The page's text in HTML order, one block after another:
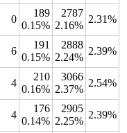
0
189
0.15%
2787
2.16%
2.31%
6
191
0.15%
2888
2.24%
2.39%
4
210
0.16%
3066
2.37%
2.54%
4
176
0.14%
2905
2.25%
2.39%